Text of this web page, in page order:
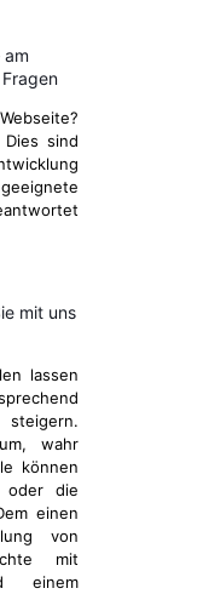
sind
mit uns
lassen
wahr
können
oder die
einen
von
mit
einem